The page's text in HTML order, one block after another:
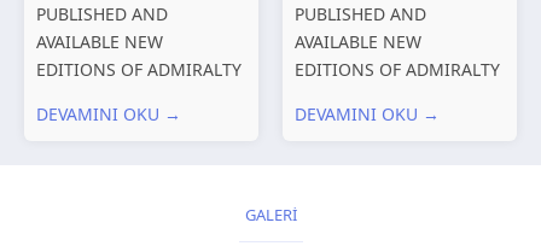
PUBLISHED AND
AVAILABLE NEW
EDITIONS OF ADMIRALTY
PUBLICATIONS New
DEVAMINI OKU →
PUBLISHED AND
AVAILABLE NEW
EDITIONS OF ADMIRALTY
PUBLICATIONS New
2026 Chart
Title, limits and other
DEVAMINI OKU →
GALERİ